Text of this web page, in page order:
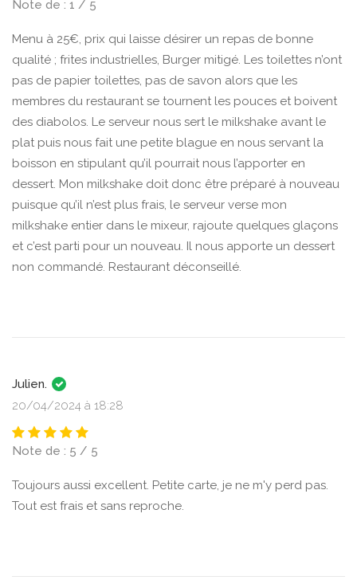
Note de : 1 / 5
Menu à 25€, prix qui laisse désirer un repas de bonne
qualité ; frites industrielles, Burger mitigé. Les toilettes n’ont
pas de papier toilettes, pas de savon alors que les
membres du restaurant se tournent les pouces et boivent
des diabolos. Le serveur nous sert le milkshake avant le
plat puis nous fait une petite blague en nous servant la
boisson en stipulant qu’il pourrait nous l’apporter en
dessert. Mon milkshake doit donc être préparé à nouveau
puisque qu’il n’est plus frais, le serveur verse mon
milkshake entier dans le mixeur, rajoute quelques glaçons
et c’est parti pour un nouveau. Il nous apporte un dessert
non commandé. Restaurant déconseillé.
Julien.
20/04/2024 à 18:28
Note de : 5 / 5
Toujours aussi excellent. Petite carte, je ne m'y perd pas.
Tout est frais et sans reproche.